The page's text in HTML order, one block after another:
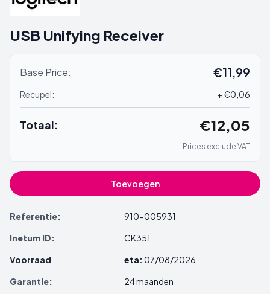
USB Unifying Receiver
Base Price: €11,99
Recupel: + €0,06
Totaal: €12,05
Prices exclude VAT
Toevoegen
Referentie:
910-005931
Inetum ID:
CK351
Voorraad
eta: 07/08/2026
Garantie:
24 maanden